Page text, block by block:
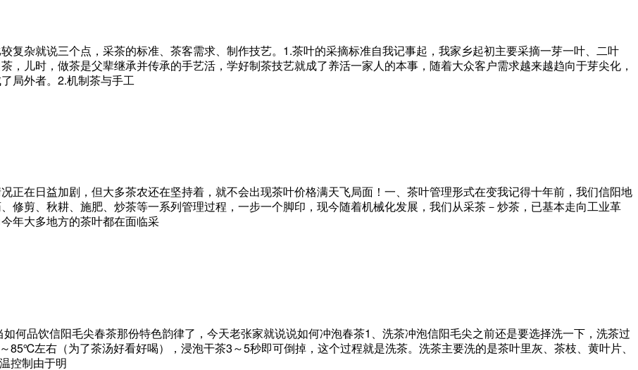
复杂就说三个点，采茶的标准、茶客需求、制作技艺。1.茶叶的采摘标准自我记事起，我家乡起初主要采摘一芽一叶、二叶
，儿时，做茶是父辈继承并传承的手艺活，学好制茶技艺就成了养活一家人的本事，随着大众客户需求越来越趋向于芽尖化，
局外者。2.机制茶与手工
正在日益加剧，但大多茶农还在坚持着，就不会出现茶叶价格满天飞局面！一、茶叶管理形式在变我记得十年前，我们信阳地
修剪、秋耕、施肥、炒茶等一系列管理过程，一步一个脚印，现今随着机械化发展，我们从采茶－炒茶，已基本走向工业革
年大多地方的茶叶都在面临采
何品饮信阳毛尖春茶那份特色韵律了，今天老张家就说说如何冲泡春茶1、洗茶冲泡信阳毛尖之前还是要选择洗一下，洗茶过
85℃左右（为了茶汤好看好喝），浸泡干茶3～5秒即可倒掉，这个过程就是洗茶。洗茶主要洗的是茶叶里灰、茶枝、黄叶片、
控制由于明